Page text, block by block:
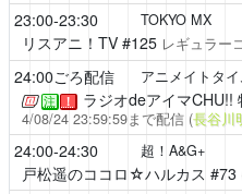
23:00-23:30 TOKYO MX
リスアニ！TV#125 レギュラー
24:00ごろ配信 アニメイトタ
注 ！ ラジオdeアイマCHU!!
4/08/24 23:59:59まで配信 (長谷川
24:00-24:30 超！A&G+
戸松遥のココロ☆ハルカス #73